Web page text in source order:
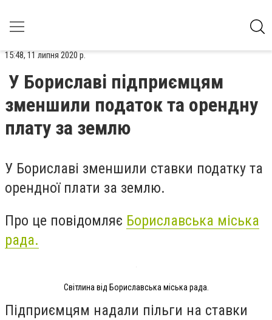
15:48, 11 липня 2020 р.
У Бориславі підприємцям
зменшили податок та орендну
плату за землю
У Бориславі зменшили ставки податку та
орендної плати за землю.
Про це повідомляє Бориславська міська
рада.
Світлина від Бориславська міська рада.
Підприємцям надали пільги на ставки